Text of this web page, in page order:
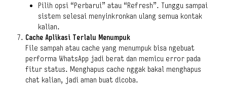
Pilih opsi “Perbarui” atau “Refresh”. Tunggu sampai
sistem selesai menyinkronkan ulang semua kontak
kalian.
Cache Aplikasi Terlalu Menumpuk
File sampah atau cache yang menumpuk bisa ngebuat
performa WhatsApp jadi berat dan memicu error pada
fitur status. Menghapus cache nggak bakal menghapus
chat kalian, jadi aman buat dicoba.